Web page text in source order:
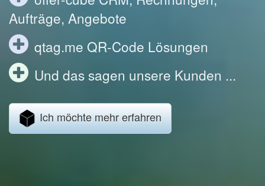
Aufträge, Angebote
qtag.me QR-Code Lösungen
Und das sagen unsere Kunden ...
Ich möchte mehr erfahren